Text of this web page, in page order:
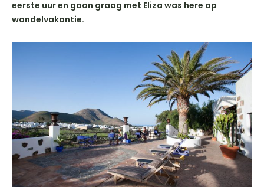
eerste uur en gaan graag met Eliza was here op
wandelvakantie.